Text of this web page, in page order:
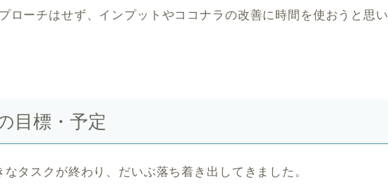
ローチはせず、インプットやココナラの改善に時間を使おうと思い
目標・予定
タスクが終わり、だいぶ落ち着き出してきました。